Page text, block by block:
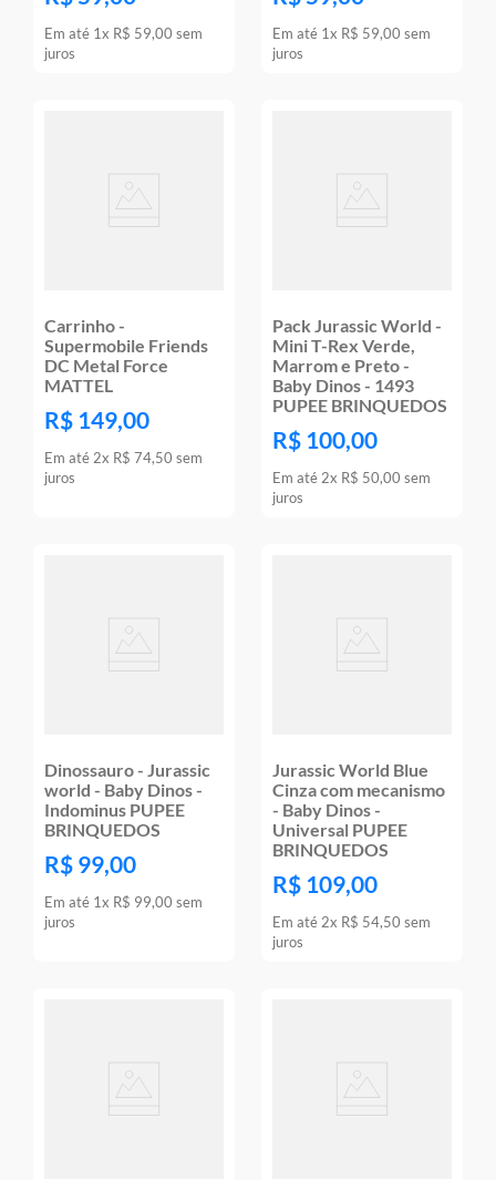
Em até 1x R$ 59,00 sem
juros
Em até 1x R$ 59,00 sem
juros
Carrinho -
Supermobile Friends
DC Metal Force
MATTEL
R$ 149,00
Em até 2x R$ 74,50 sem
juros
Pack Jurassic World -
Mini T-Rex Verde,
Marrom e Preto -
Baby Dinos - 1493
PUPEE BRINQUEDOS
R$ 100,00
Em até 2x R$ 50,00 sem
juros
Dinossauro - Jurassic
world - Baby Dinos -
Indominus PUPEE
BRINQUEDOS
R$ 99,00
Em até 1x R$ 99,00 sem
juros
Jurassic World Blue
Cinza com mecanismo
- Baby Dinos -
Universal PUPEE
BRINQUEDOS
R$ 109,00
Em até 2x R$ 54,50 sem
juros